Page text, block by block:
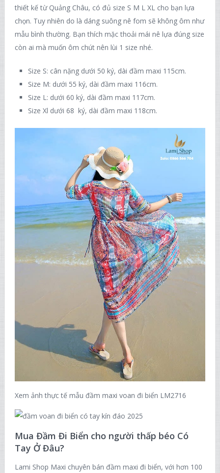
thiết kế từ Quảng Châu, có đủ size S M L XL cho bạn lựa
chọn. Tuy nhiên do là dáng suông nê fom sẽ không ôm như
mẫu bình thường. Bạn thích mặc thoải mái nê lựa đúng size
còn ai mà muốn ôm chút nên lùi 1 size nhé.
Size S: cân nặng dưới 50 ký, dài đầm maxi 115cm.
Size M: dưới 55 ký, dài đầm maxi 116cm.
Size L: dưới 60 ký, dài đầm maxi 117cm.
Size Xl dưới 68 ký, dài đầm maxi 118cm.
Xem ảnh thực tế mẫu đầm maxi voan đi biển LM2716
Mua Đầm Đi Biển cho người thấp béo Có
Tay Ở Đâu?
Lami Shop Maxi chuyên bán đầm maxi đi biển, với hơn 100